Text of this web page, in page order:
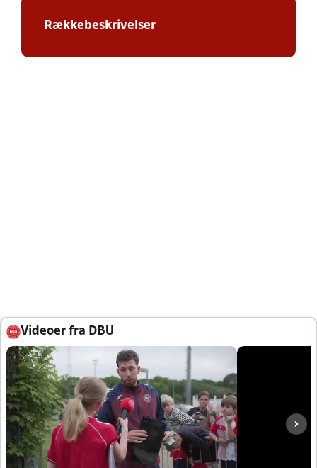
Rækkebeskrivelser
Videoer fra DBU